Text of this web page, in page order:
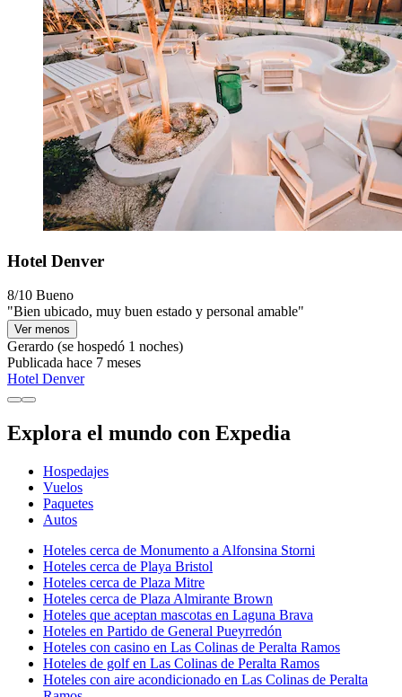
Hotel Denver
8/10 Bueno
"Bien ubicado, muy buen estado y personal amable"
Ver menos
Gerardo (se hospedó 1 noches)
Publicada hace 7 meses
Hotel Denver
Explora el mundo con Expedia
Hospedajes
Vuelos
Paquetes
Autos
Hoteles cerca de Monumento a Alfonsina Storni
Hoteles cerca de Playa Bristol
Hoteles cerca de Plaza Mitre
Hoteles cerca de Plaza Almirante Brown
Hoteles que aceptan mascotas en Laguna Brava
Hoteles en Partido de General Pueyrredón
Hoteles con casino en Las Colinas de Peralta Ramos
Hoteles de golf en Las Colinas de Peralta Ramos
Hoteles con aire acondicionado en Las Colinas de Peralta